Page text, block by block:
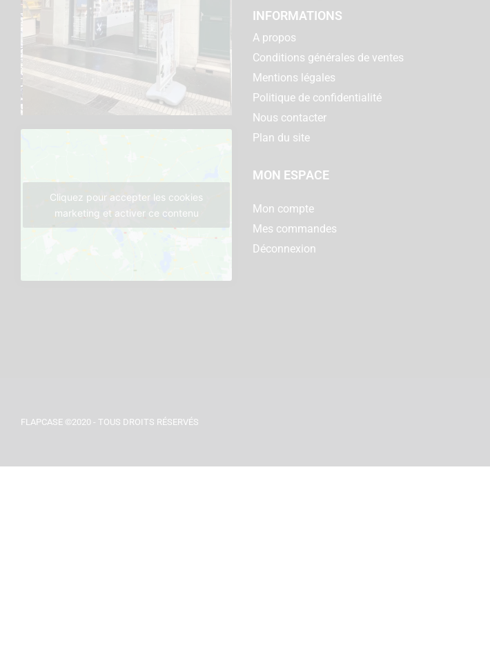
Cliquez pour accepter les cookies
marketing et activer ce contenu
INFORMATIONS
A propos
Conditions générales de ventes
Mentions légales
Politique de confidentialité
Nous contacter
Plan du site
MON ESPACE
Mon compte
Mes commandes
Déconnexion
FLAPCASE ©2020 - TOUS DROITS RÉSERVÉS